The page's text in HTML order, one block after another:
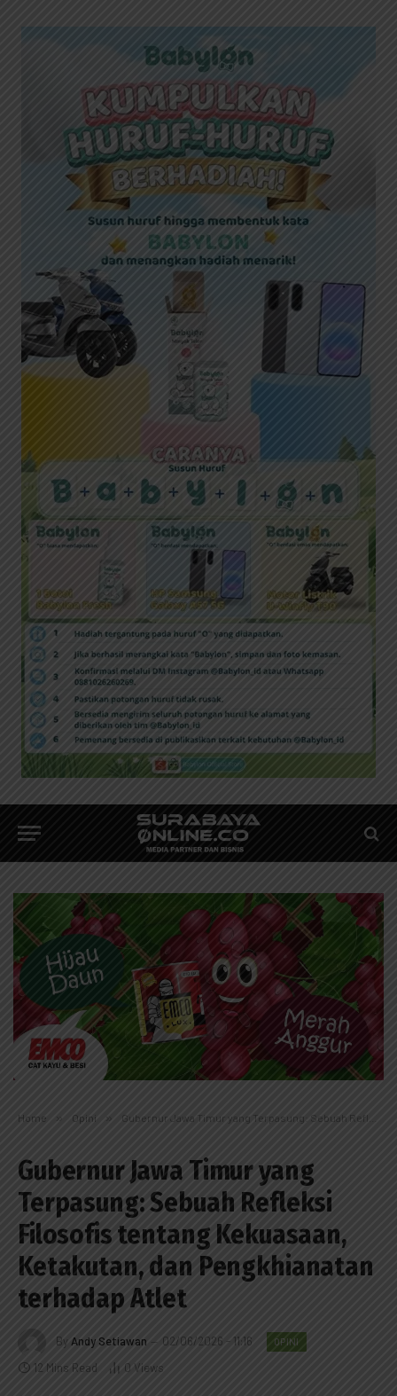
Home » Opini » Gubernur Jawa Timur yang Terpasung: Sebuah Refleksi Filosofis tentang Kekuasaan, Ketakutan, dan Pengkhianatan terhadap Atlet
Gubernur Jawa Timur yang
Terpasung: Sebuah Refleksi
Filosofis tentang Kekuasaan,
Ketakutan, dan Pengkhianatan
terhadap Atlet
ByAndy Setiawan 02/06/2026 - 11:16 OPINI
12 Mins Read 0 Views